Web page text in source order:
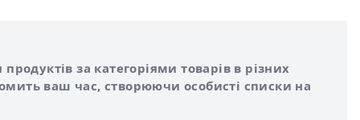
за категоріями товарів в різних
ваш час, створюючи особисті списки на